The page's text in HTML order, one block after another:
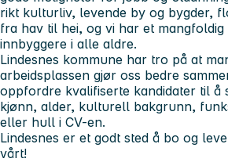
rikt kulturliv, levende by og bygder,
fra hav til hei, og vi har et
innbyggere i alle aldre.
Lindesnes kommune har tro på at
arbeidsplassen gjør oss bedre
oppfordre kvalifiserte kandidater til å
kjønn, alder, kulturell bakgrunn,
eller hull i CV-en.
Lindesnes er et godt sted å bo og
vårt!